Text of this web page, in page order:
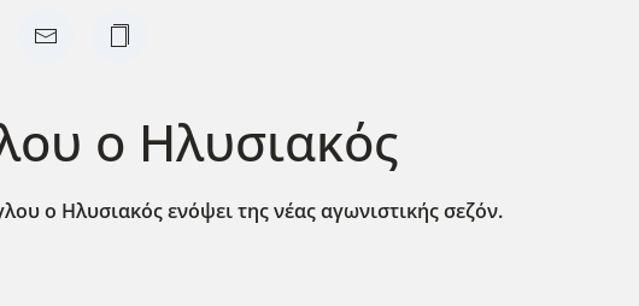
ο Ηλυσιακός
ο Ηλυσιακός ενόψει της νέας αγωνιστικής σεζόν.